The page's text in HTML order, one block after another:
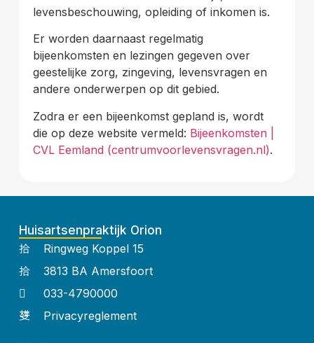
levensbeschouwing, opleiding of inkomen is.
Er worden daarnaast regelmatig
bijeenkomsten en lezingen gegeven over
geestelijke zorg, zingeving, levensvragen en
andere onderwerpen op dit gebied.
Zodra er een bijeenkomst gepland is, wordt
die op deze website vermeld: Bijeenkomsten |
CVL Eemland (centrumvoorlevensvragen.nl).
Huisartsenpraktijk Orion
Ringweg Koppel 15
3813 BA Amersfoort
033-4790000
Privacyreglement